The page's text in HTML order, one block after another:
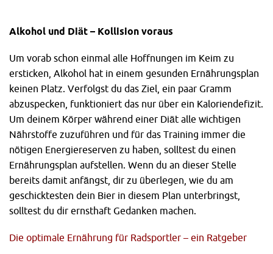
Alkohol und Diät – Kollision voraus
Um vorab schon einmal alle Hoffnungen im Keim zu
ersticken, Alkohol hat in einem gesunden Ernährungsplan
keinen Platz. Verfolgst du das Ziel, ein paar Gramm
abzuspecken, funktioniert das nur über ein Kaloriendefizit.
Um deinem Körper während einer Diät alle wichtigen
Nährstoffe zuzuführen und für das Training immer die
nötigen Energiereserven zu haben, solltest du einen
Ernährungsplan aufstellen. Wenn du an dieser Stelle
bereits damit anfängst, dir zu überlegen, wie du am
geschicktesten dein Bier in diesem Plan unterbringst,
solltest du dir ernsthaft Gedanken machen.
Die optimale Ernährung für Radsportler – ein Ratgeber